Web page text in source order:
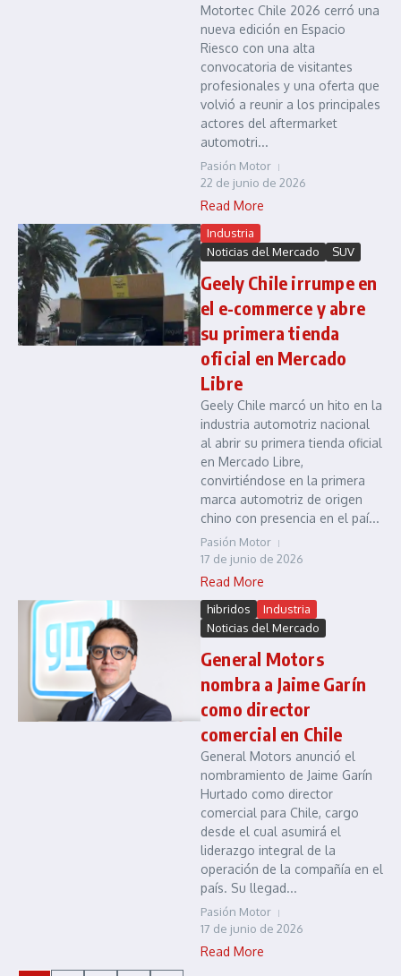
Motortec Chile 2026 cerró una
nueva edición en Espacio
Riesco con una alta
convocatoria de visitantes
profesionales y una oferta que
volvió a reunir a los principales
actores del aftermarket
automotri...
Pasión Motor
22 de junio de 2026
Read More
Industria
Noticias del Mercado
SUV
Geely Chile irrumpe en
el e-commerce y abre
su primera tienda
oficial en Mercado
Libre
Geely Chile marcó un hito en la
industria automotriz nacional
al abrir su primera tienda oficial
en Mercado Libre,
convirtiéndose en la primera
marca automotriz de origen
chino con presencia en el paí...
Pasión Motor
17 de junio de 2026
Read More
hibridos
Industria
Noticias del Mercado
General Motors
nombra a Jaime Garín
como director
comercial en Chile
General Motors anunció el
nombramiento de Jaime Garín
Hurtado como director
comercial para Chile, cargo
desde el cual asumirá el
liderazgo integral de la
operación de la compañía en el
país. Su llegad...
Pasión Motor
17 de junio de 2026
Read More